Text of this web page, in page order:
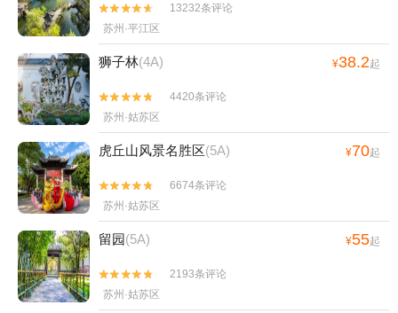


13232条评论
苏州·平江区
狮子林(4A) ¥38.2起


4420条评论
苏州·姑苏区
虎丘山风景名胜区(5A) ¥70起


6674条评论
苏州·姑苏区
留园(5A) ¥55起


2193条评论
苏州·姑苏区